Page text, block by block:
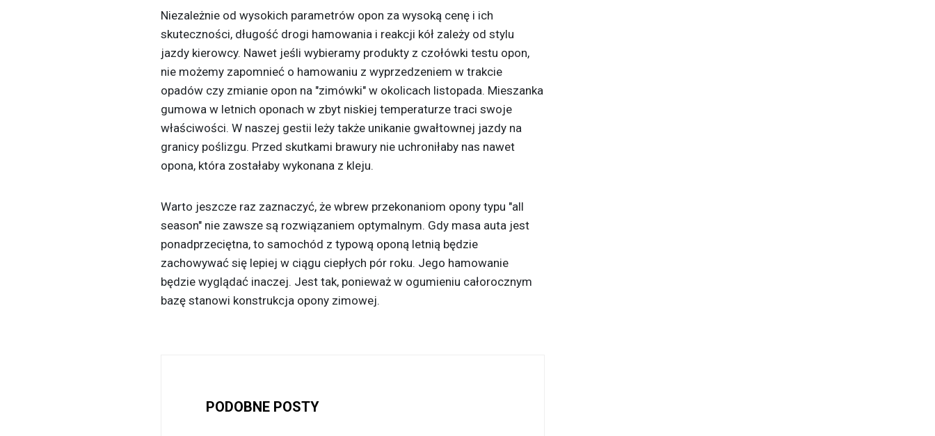
Niezależnie od wysokich parametrów opon za wysoką cenę i ich
skuteczności, długość drogi hamowania i reakcji kół zależy od stylu
jazdy kierowcy. Nawet jeśli wybieramy produkty z czołówki testu opon,
nie możemy zapomnieć o hamowaniu z wyprzedzeniem w trakcie
opadów czy zmianie opon na "zimówki" w okolicach listopada. Mieszanka
gumowa w letnich oponach w zbyt niskiej temperaturze traci swoje
właściwości. W naszej gestii leży także unikanie gwałtownej jazdy na
granicy poślizgu. Przed skutkami brawury nie uchroniłaby nas nawet
opona, która zostałaby wykonana z kleju.
Warto jeszcze raz zaznaczyć, że wbrew przekonaniom opony typu "all
season" nie zawsze są rozwiązaniem optymalnym. Gdy masa auta jest
ponadprzeciętna, to samochód z typową oponą letnią będzie
zachowywać się lepiej w ciągu ciepłych pór roku. Jego hamowanie
będzie wyglądać inaczej. Jest tak, ponieważ w ogumieniu całorocznym
bazę stanowi konstrukcja opony zimowej.
PODOBNE POSTY